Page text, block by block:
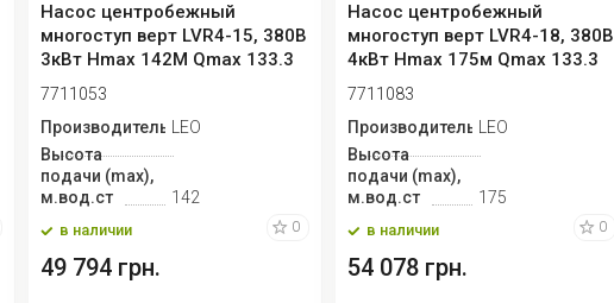
Насос центробежный
многоступ верт LVR4-15, 380В
3кВт Hmax 142М Qmax 133.3
л/м...
7711053
Производитель
LEO
Высота
подачи (max),
м.вод.ст
142
в наличии 0
49 794 грн.
Насос центробежный
многоступ верт LVR4-18, 380В
4кВт Hmax 175м Qmax 133.3
л/м...
7711083
Производитель
LEO
Высота
подачи (max),
м.вод.ст
175
в наличии 0
54 078 грн.